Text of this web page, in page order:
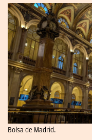
Bolsa de Madrid.